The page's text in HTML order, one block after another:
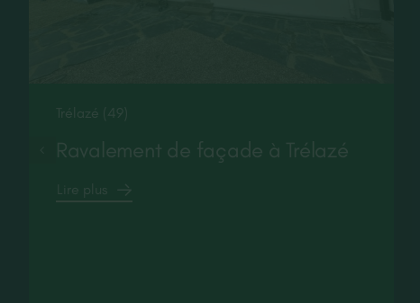
Trélazé (49)
Ravalement de façade à Trélazé
Lire plus